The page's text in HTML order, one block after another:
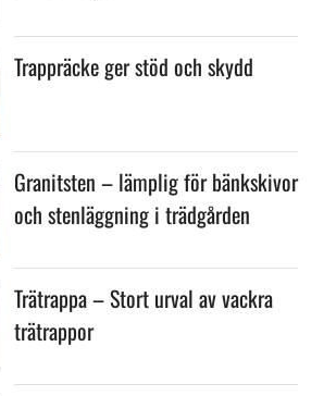
Trappräcke ger stöd och skydd
Granitsten – lämplig för bänkskivor
och stenläggning i trädgården
Trätrappa – Stort urval av vackra
trätrappor